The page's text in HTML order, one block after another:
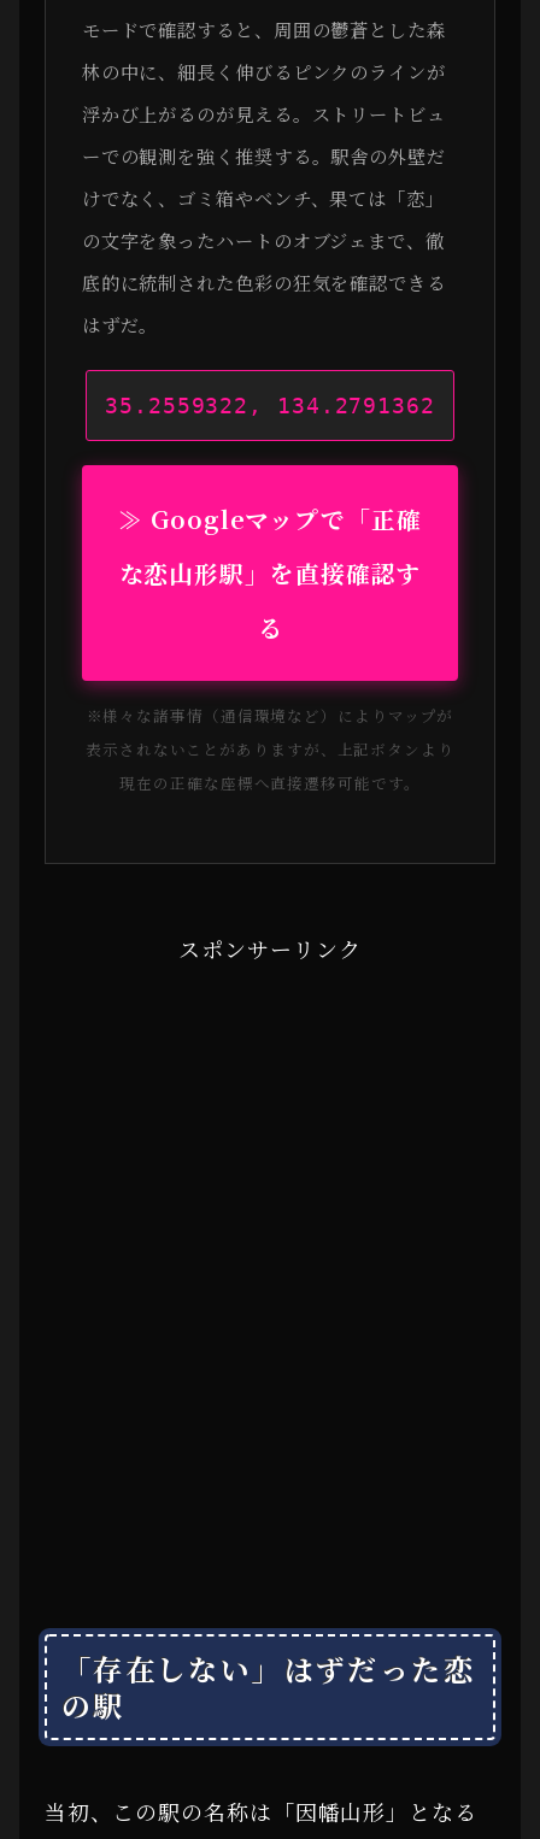
モードで確認すると、周囲の鬱蒼とした森
林の中に、細長く伸びるピンクのラインが
浮かび上がるのが見える。ストリートビュ
ーでの観測を強く推奨する。駅舎の外壁だ
けでなく、ゴミ箱やベンチ、果ては「恋」
の文字を象ったハートのオブジェまで、徹
底的に統制された色彩の狂気を確認できる
はずだ。
35.2559322, 134.2791362
≫ Googleマップで「正確
な恋山形駅」を直接確認す
る
※様々な諸事情（通信環境など）によりマップが
表示されないことがありますが、上記ボタンより
現在の正確な座標へ直接遷移可能です。
スポンサーリンク
「存在しない」はずだった恋
の駅
当初、この駅の名称は「因幡山形」となる